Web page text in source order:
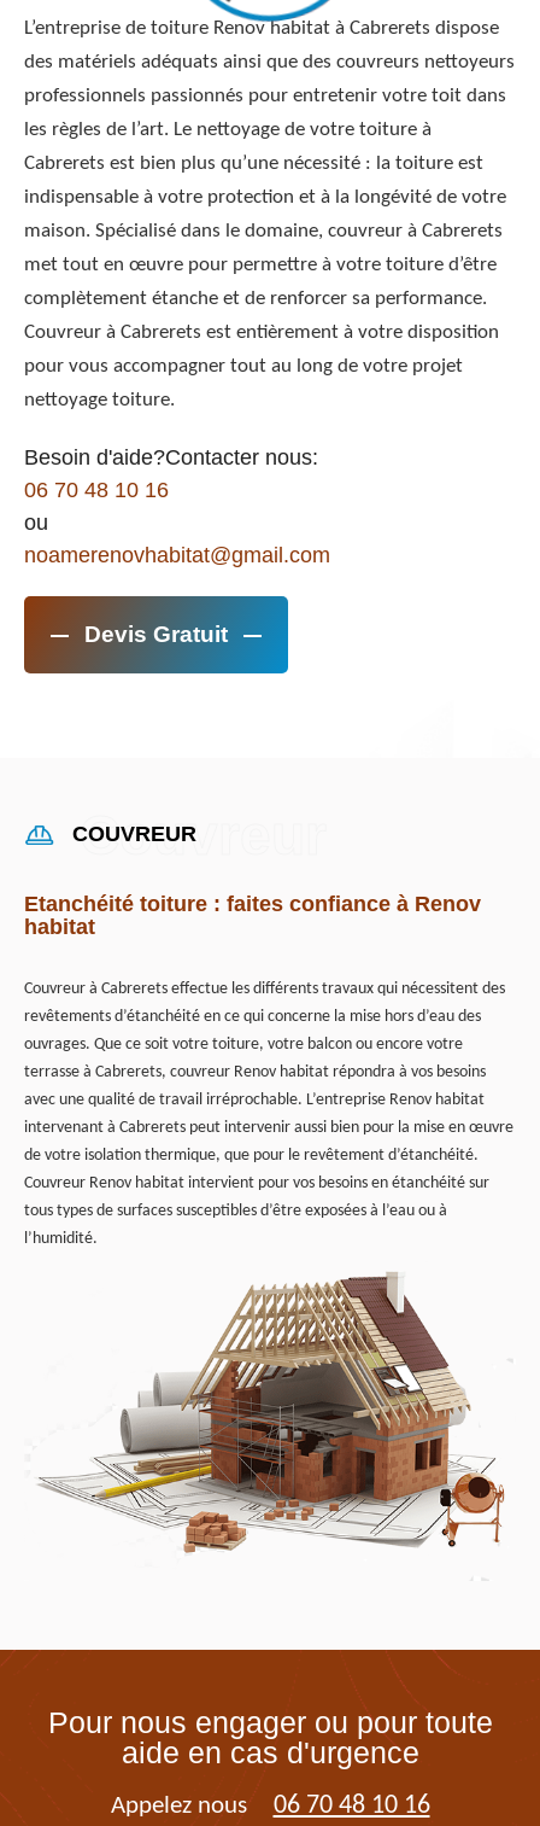
L’entreprise de toiture Renov habitat à Cabrerets dispose
des matériels adéquats ainsi que des couvreurs nettoyeurs
professionnels passionnés pour entretenir votre toit dans
les règles de l’art. Le nettoyage de votre toiture à
Cabrerets est bien plus qu’une nécessité : la toiture est
indispensable à votre protection et à la longévité de votre
maison. Spécialisé dans le domaine, couvreur à Cabrerets
met tout en œuvre pour permettre à votre toiture d’être
complètement étanche et de renforcer sa performance.
Couvreur à Cabrerets est entièrement à votre disposition
pour vous accompagner tout au long de votre projet
nettoyage toiture.
Besoin d'aide?Contacter nous:
06 70 48 10 16
ou
noamerenovhabitat@gmail.com
Devis Gratuit
COUVREUR
Etanchéité toiture : faites confiance à Renov
habitat
Couvreur à Cabrerets effectue les différents travaux qui nécessitent des
revêtements d’étanchéité en ce qui concerne la mise hors d’eau des
ouvrages. Que ce soit votre toiture, votre balcon ou encore votre
terrasse à Cabrerets, couvreur Renov habitat répondra à vos besoins
avec une qualité de travail irréprochable. L’entreprise Renov habitat
intervenant à Cabrerets peut intervenir aussi bien pour la mise en œuvre
de votre isolation thermique, que pour le revêtement d’étanchéité.
Couvreur Renov habitat intervient pour vos besoins en étanchéité sur
tous types de surfaces susceptibles d’être exposées à l’eau ou à
l’humidité.
Pour nous engager ou pour toute
aide en cas d'urgence
Appelez nous 06 70 48 10 16